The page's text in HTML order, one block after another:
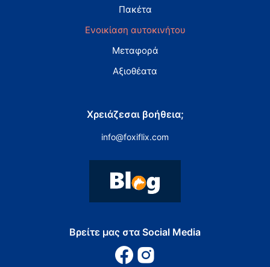
Πακέτα
Ενοικίαση αυτοκινήτου
Μεταφορά
Αξιοθέατα
Χρειάζεσαι βοήθεια;
info@foxiflix.com
Βρείτε μας στα Social Media